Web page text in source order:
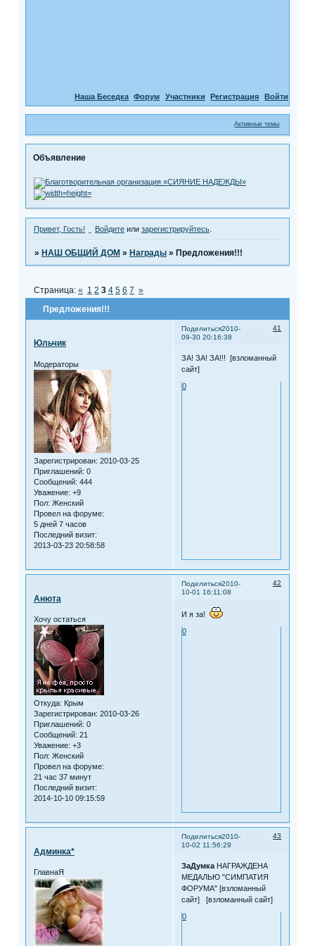
Наша Беседка Форум Участники Регистрация Войти
Активные темы
Объявление
Привет, Гость! Войдитеили зарегистрируйтесь.
» НАШ ОБЩИЙ ДОМ » Награды » Предложения!!!
Предложения!!!
Страница: « 1 2 3 4 5 6 7 »
Поделиться 41
2010-
09-30 20:16:38
Юльчик
Модераторы
Зарегистрирован: 2010-03-25
Приглашений: 0
Сообщений: 444
Уважение: +9
Пол: Женский
Провел на форуме:
5 дней 7 часов
Последний визит:
2013-03-23 20:58:58
ЗА! ЗА! ЗА!!! [взломанный
сайт]
0
Поделиться 42
2010-
10-01 16:11:08
Анюта
Хочу остаться
Откуда: Крым
Зарегистрирован: 2010-03-26
Приглашений: 0
Сообщений: 21
Уважение: +3
Пол: Женский
Провел на форуме:
21 час 37 минут
Последний визит:
2014-10-10 09:15:59
И я за!
0
Поделиться 43
2010-
10-02 11:56:29
Админка*
ГлавнаЯ
ЗаДумкаНАГРАЖДЕНА
МЕДАЛЬЮ "СИМПАТИЯ
ФОРУМА" [взломанный
сайт] [взломанный сайт]
0